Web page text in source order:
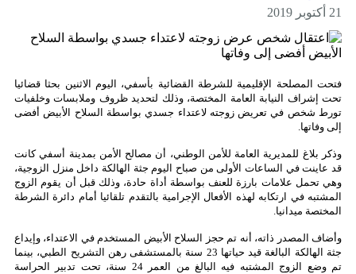
المصلحة الإقليمية للشرطة القضائية بأسفي، اليوم الاثنين بحثا قضائيا
إشراف النيابة العامة المختصة، وذلك لتحديد ظروف وملابسات وخلفيات
شخص في تعريض زوجته لاعتداء جسدي بواسطة السلاح الأبيض أفضى
وفاتها.
بلاغ للمديرية العامة للأمن الوطني، أن مصالح الأمن بمدينة أسفي كانت
في الساعات الأولى من صباح اليوم جثة الهالكة داخل منزل الزوجية،
تحمل علامات بارزة للعنف بواسطة أداة حادة، وذلك قبل أن يقوم الزوج
في ارتكابه لهذه الأفعال الإجرامية بالتقدم تلقائيا أمام دائرة الشرطة
ميدانيا.
المصدر ذاته، أنه تم حجز السلاح الأبيض المستخدم في الاعتداء، وإيداع
جثة الهالكة البالغة قيد حياتها 23 سنة بالمستشفى رهن التشريح الطبي، بينما
تم وضع الزوج المشتبه فيه البالغ من العمر 24 سنة، تحت تدبير الحراسة